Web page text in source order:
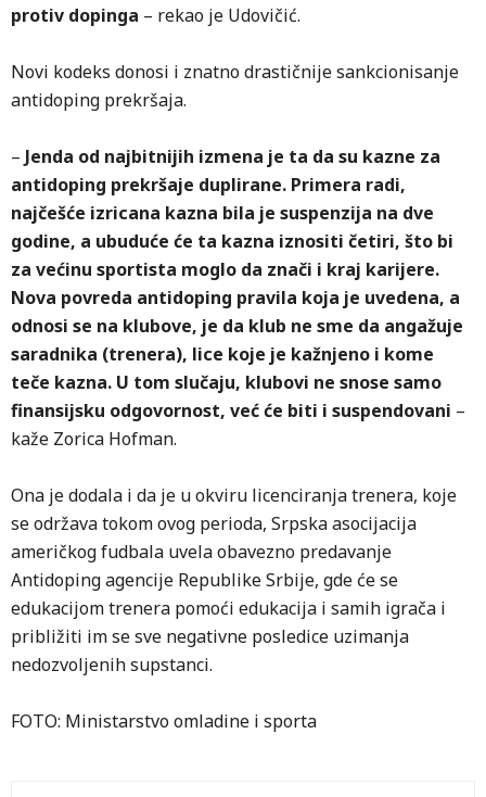
protiv dopinga – rekao je Udovičić.
Novi kodeks donosi i znatno drastičnije sankcionisanje
antidoping prekršaja.
– Jenda od najbitnijih izmena je ta da su kazne za
antidoping prekršaje duplirane. Primera radi,
najčešće izricana kazna bila je suspenzija na dve
godine, a ubuduće će ta kazna iznositi četiri, što bi
za većinu sportista moglo da znači i kraj karijere.
Nova povreda antidoping pravila koja je uvedena, a
odnosi se na klubove, je da klub ne sme da angažuje
saradnika (trenera), lice koje je kažnjeno i kome
teče kazna. U tom slučaju, klubovi ne snose samo
finansijsku odgovornost, već će biti i suspendovani –
kaže Zorica Hofman.
Ona je dodala i da je u okviru licenciranja trenera, koje
se održava tokom ovog perioda, Srpska asocijacija
američkog fudbala uvela obavezno predavanje
Antidoping agencije Republike Srbije, gde će se
edukacijom trenera pomoći edukacija i samih igrača i
približiti im se sve negativne posledice uzimanja
nedozvoljenih supstanci.
FOTO: Ministarstvo omladine i sporta